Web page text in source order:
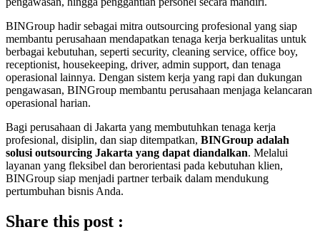
BINGroup hadir sebagai mitra outsourcing profesional yang siap
membantu perusahaan mendapatkan tenaga kerja berkualitas untuk
berbagai kebutuhan, seperti security, cleaning service, office boy,
receptionist, housekeeping, driver, admin support, dan tenaga
operasional lainnya. Dengan sistem kerja yang rapi dan dukungan
pengawasan, BINGroup membantu perusahaan menjaga kelancaran
operasional harian.
Bagi perusahaan di Jakarta yang membutuhkan tenaga kerja
profesional, disiplin, dan siap ditempatkan, BINGroup adalah
solusi outsourcing Jakarta yang dapat diandalkan. Melalui
layanan yang fleksibel dan berorientasi pada kebutuhan klien,
BINGroup siap menjadi partner terbaik dalam mendukung
pertumbuhan bisnis Anda.
Share this post :